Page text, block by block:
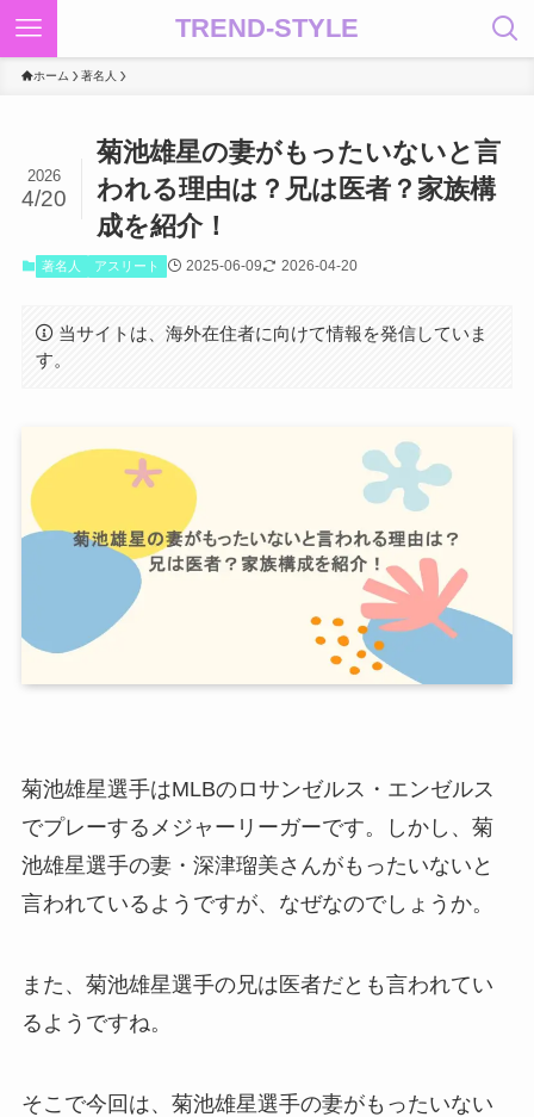
TREND-STYLE
ホーム 著名人
菊池雄星の妻がもったいないと言
われる理由は？兄は医者？家族構
成を紹介！
2026
4/20
著名人 アスリート 2025-06-09 2026-04-20
当サイトは、海外在住者に向けて情報を発信していま
す。
菊池雄星選手はMLBのロサンゼルス・エンゼルス
でプレーするメジャーリーガーです。しかし、菊
池雄星選手の妻・深津瑠美さんがもったいないと
言われているようですが、なぜなのでしょうか。
また、菊池雄星選手の兄は医者だとも言われてい
るようですね。
そこで今回は、菊池雄星選手の妻がもったいない